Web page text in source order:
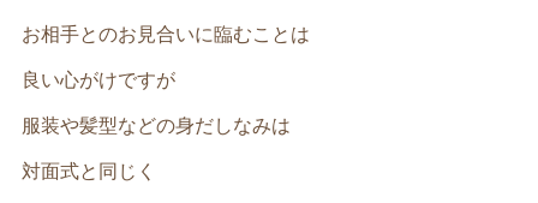
お相手とのお見合いに臨むことは
良い心がけですが
服装や髪型などの身だしなみは
対面式と同じく